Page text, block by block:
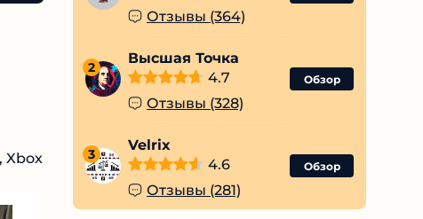
Отзывы (364)
2
Высшая Точка
4.7
Отзывы (328)
Обзор
3
Velrix
4.6
Отзывы (281)
Обзор